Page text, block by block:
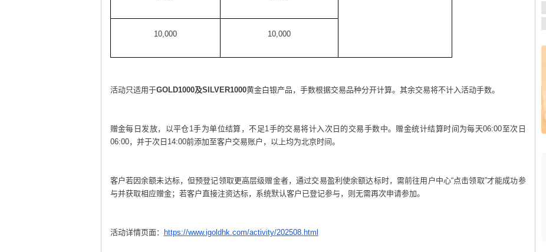
10,000 10,000
活动只适用于GOLD1000及SILVER1000黄金白银产品，手数根据交易品种分开计算。其余交易将不计入活动手数。
赠金每日发放，以平仓1手为单位结算，不足1手的交易将计入次日的交易手数中。赠金统计结算时间为每天06:00至次日
06:00，并于次日 14:00前添加至客户交易账户，以上均为北京时间。
客户若因余额未达标，但预登记领取更高层级赠金者，通过交易盈利使余额达标时，需前往用户中心“点击领取”才能成功参
与并获取相应赠金；若客户直接注资达标，系统默认客户已登记参与，则无需再次申请参加。
活动详情页面： https://www.igoldhk.com/activity/202508.html